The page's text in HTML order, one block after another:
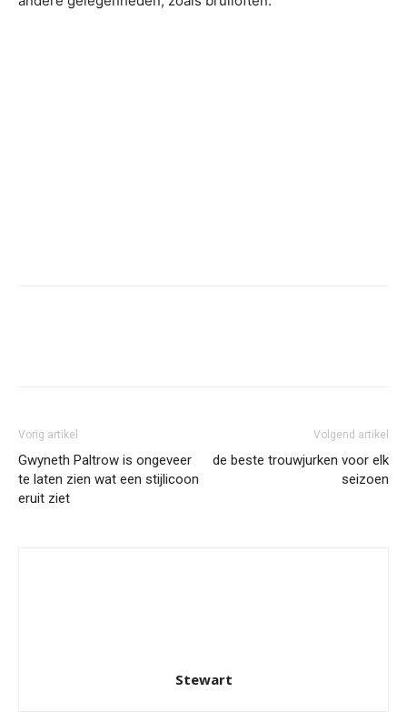
Vorig artikel
Gwyneth Paltrow is ongeveer
te laten zien wat een stijlicoon
eruit ziet
Volgend artikel
de beste trouwjurken voor elk
seizoen
Stewart